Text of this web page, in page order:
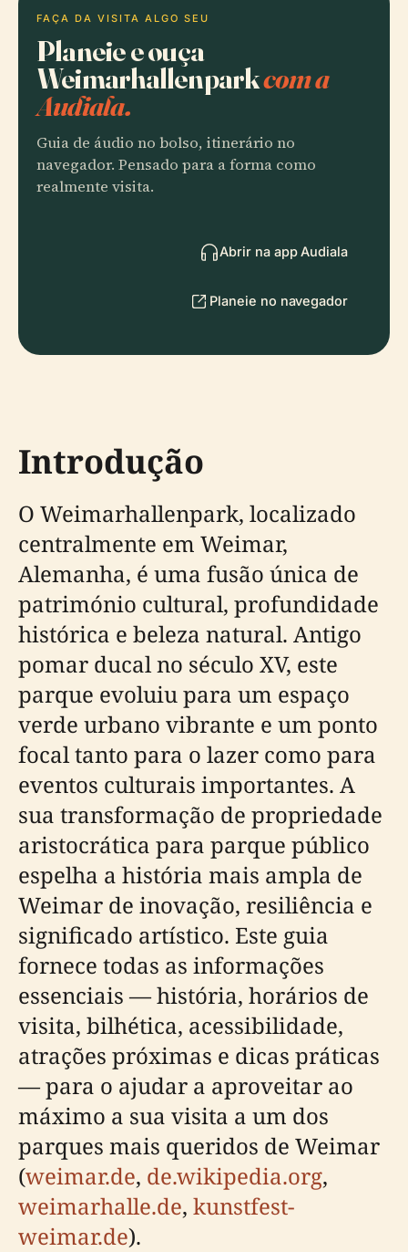
FAÇA DA VISITA ALGO SEU
Planeie e ouça
Weimarhallenparkcom a
Audiala.
Guia de áudio no bolso, itinerário no
navegador. Pensado para a forma como
realmente visita.
Abrir na app Audiala
Planeie no navegador
Introdução
O Weimarhallenpark, localizado
centralmente em Weimar,
Alemanha, é uma fusão única de
património cultural, profundidade
histórica e beleza natural. Antigo
pomar ducal no século XV, este
parque evoluiu para um espaço
verde urbano vibrante e um ponto
focal tanto para o lazer como para
eventos culturais importantes. A
sua transformação de propriedade
aristocrática para parque público
espelha a história mais ampla de
Weimar de inovação, resiliência e
significado artístico. Este guia
fornece todas as informações
essenciais — história, horários de
visita, bilhética, acessibilidade,
atrações próximas e dicas práticas
— para o ajudar a aproveitar ao
máximo a sua visita a um dos
parques mais queridos de Weimar
(weimar.de, de.wikipedia.org,
weimarhalle.de, kunstfest-
weimar.de).